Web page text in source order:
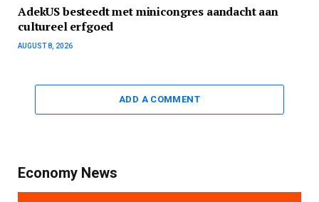
AdekUS besteedt met minicongres aandacht aan
cultureel erfgoed
AUGUST 8, 2026
ADD A COMMENT
Economy News